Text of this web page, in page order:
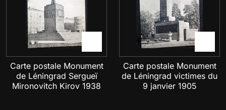
Carte postale Monument
de Léningrad Sergueï
Mironovitch Kirov 1938
Carte postale Monument
de Léningrad victimes du
9 janvier 1905